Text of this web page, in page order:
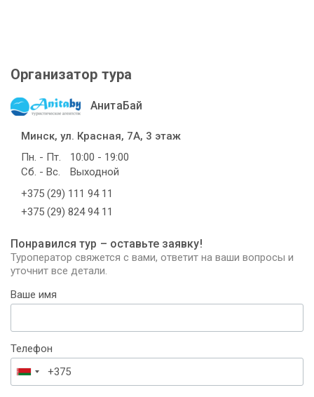
Организатор тура
АнитаБай
Минск, ул. Красная, 7А, 3 этаж
Пн. - Пт.
10:00 - 19:00
Сб. - Вс.
Выходной
+375 (29) 111 94 11
+375 (29) 824 94 11
Понравился тур – оставьте заявку!
Туроператор свяжется с вами, ответит на ваши вопросы и
уточнит все детали.
Ваше имя
Телефон
Беларусь
+375